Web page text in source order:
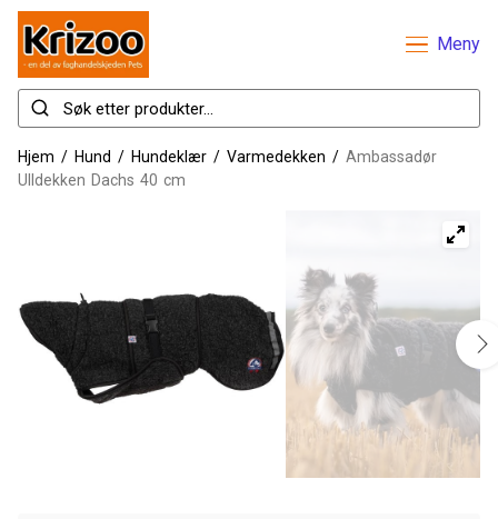
Meny
Hjem / Hund / Hundeklær / Varmedekken / Ambassadør
Ulldekken Dachs 40 cm